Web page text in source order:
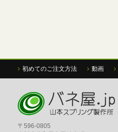
初めてのご注文方法 動画
〒596-0805